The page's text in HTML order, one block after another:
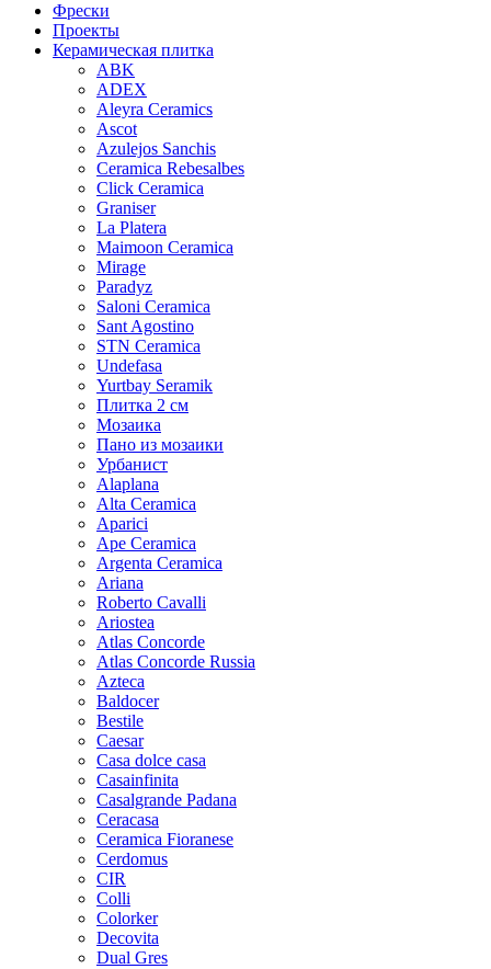
Фрески
Проекты
Керамическая плитка
ABK
ADEX
Aleyra Ceramics
Ascot
Azulejos Sanchis
Ceramica Rebesalbes
Click Ceramica
Graniser
La Platera
Maimoon Ceramica
Mirage
Paradyz
Saloni Ceramica
Sant Agostino
STN Ceramica
Undefasa
Yurtbay Seramik
Плитка 2 см
Мозаика
Пано из мозаики
Урбанист
Alaplana
Alta Ceramica
Aparici
Ape Ceramica
Argenta Ceramica
Ariana
Roberto Cavalli
Ariostea
Atlas Concorde
Atlas Concorde Russia
Azteca
Baldocer
Bestile
Caesar
Casa dolce casa
Casainfinita
Casalgrande Padana
Ceracasa
Ceramica Fioranese
Cerdomus
CIR
Colli
Colorker
Decovita
Dual Gres